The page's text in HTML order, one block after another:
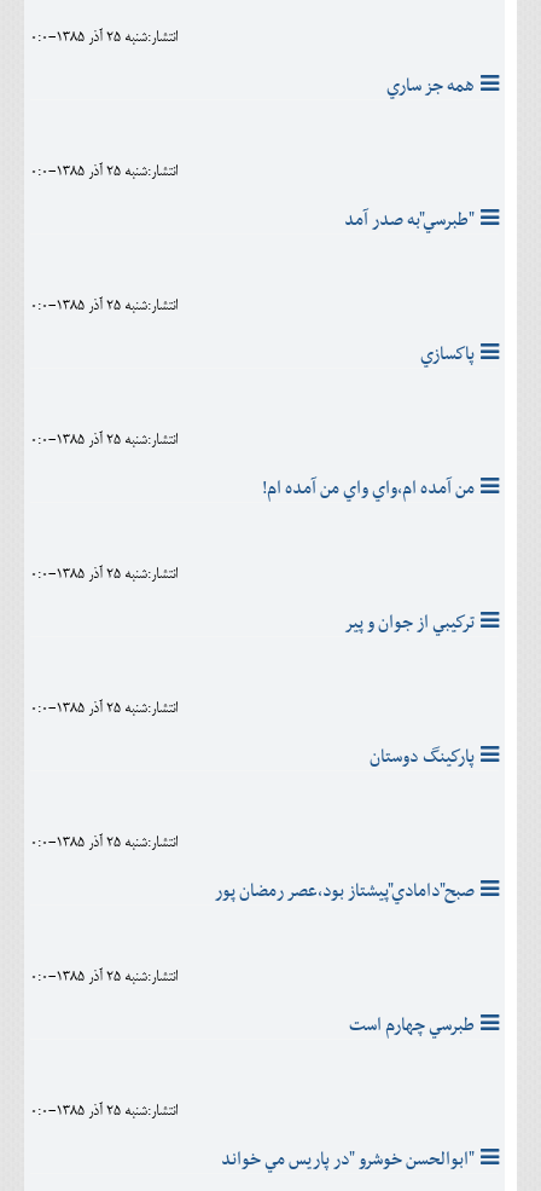
انتشار:شنبه 25 آذر 1385-0:0
همه جز ساري
انتشار:شنبه 25 آذر 1385-0:0
"طبرسي"به صدر آمد
انتشار:شنبه 25 آذر 1385-0:0
پاكسازي
انتشار:شنبه 25 آذر 1385-0:0
من آمده ام،واي واي من آمده ام!
انتشار:شنبه 25 آذر 1385-0:0
تركيبي از جوان و پير
انتشار:شنبه 25 آذر 1385-0:0
پاركينگ دوستان
انتشار:شنبه 25 آذر 1385-0:0
صبح"دامادي"پيشتاز بود،عصر رمضان پور
انتشار:شنبه 25 آذر 1385-0:0
طبرسي چهارم است
انتشار:شنبه 25 آذر 1385-0:0
"ابوالحسن خوشرو "در پاريس مي خواند